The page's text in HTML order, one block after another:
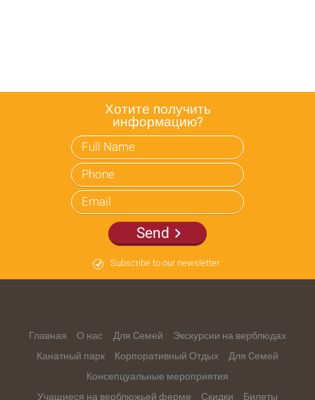
Хотите получить
информацию?
Subscribe to our newsletter
Send
Главная О нас Для Cемей
Экскурсии на верблюдах
Канатный парк
Корпоративный Отдых
Для Cемей
Консепцуальные мероприятия
Учащиеся на верблюжьей ферме
Скидки
Билеты